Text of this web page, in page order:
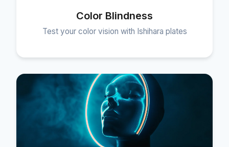
Color Blindness
Test your color vision with Ishihara plates